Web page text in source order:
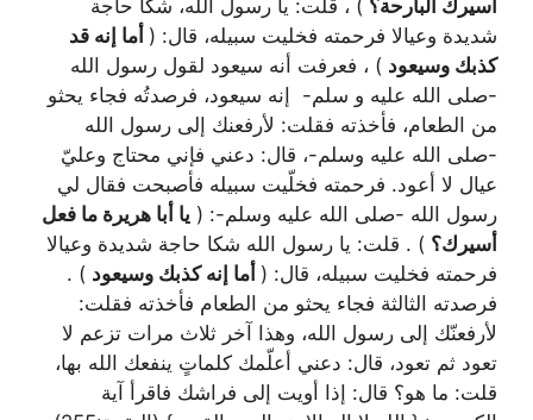
أسيرك البارحة؟ ) ، قلت: يا رسول الله، شكا حاجة
شديدة وعيالا فرحمته فخليت سبيله، قال: ( أما إنه قد
كذبك وسيعود ) ، فعرفت أنه سيعود لقول رسول الله
-صلى الله عليه و سلم- إنه سيعود، فرصدتُه فجاء يحثو
من الطعام، فأخذته فقلت: لأرفعنك إلى رسول الله
-صلى الله عليه وسلم-، قال: دعني فإني محتاج وعليّ
عيال لا أعود. فرحمته فخلّيت سبيله فأصبحت فقال لي
رسول الله -صلى الله عليه وسلم-: ( يا أبا هريرة ما فعل
أسيرك؟ ) . قلت: يا رسول الله شكا حاجة شديدة وعيالا
فرحمته فخليت سبيله، قال: ( أما إنه كذبك وسيعود ) .
فرصدته الثالثة فجاء يحثو من الطعام فأخذته فقلت:
لأرفعنّك إلى رسول الله، وهذا آخر ثلاث مرات تزعم لا
تعود ثم تعود، قال: دعني أعلّمك كلماتٍ ينفعك الله بها،
قلت: ما هو؟ قال: إذا أويت إلى فراشك فاقرأ آية